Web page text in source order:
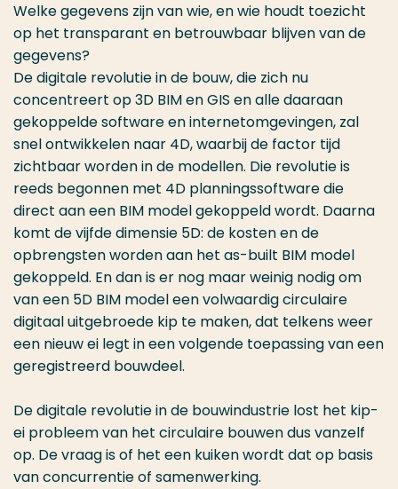
Welke gegevens zijn van wie, en wie houdt toezicht
op het transparant en betrouwbaar blijven van de
gegevens?
De digitale revolutie in de bouw, die zich nu
concentreert op 3D BIM en GIS en alle daaraan
gekoppelde software en internetomgevingen, zal
snel ontwikkelen naar 4D, waarbij de factor tijd
zichtbaar worden in de modellen. Die revolutie is
reeds begonnen met 4D planningssoftware die
direct aan een BIM model gekoppeld wordt. Daarna
komt de vijfde dimensie 5D: de kosten en de
opbrengsten worden aan het as-built BIM model
gekoppeld. En dan is er nog maar weinig nodig om
van een 5D BIM model een volwaardig circulaire
digitaal uitgebroede kip te maken, dat telkens weer
een nieuw ei legt in een volgende toepassing van een
geregistreerd bouwdeel.
De digitale revolutie in de bouwindustrie lost het kip-
ei probleem van het circulaire bouwen dus vanzelf
op. De vraag is of het een kuiken wordt dat op basis
van concurrentie of samenwerking.